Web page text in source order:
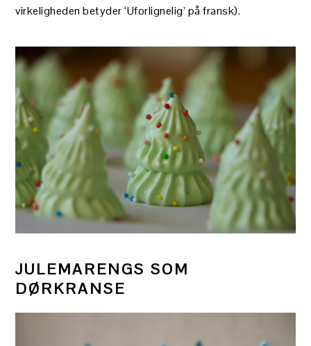
virkeligheden betyder ‘Uforlignelig’ på fransk).
JULEMARENGS SOM
DØRKRANSE